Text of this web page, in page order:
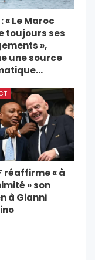
« Le Maroc
toujours ses
»,
une source
réaffirme « à
» son
à Gianni